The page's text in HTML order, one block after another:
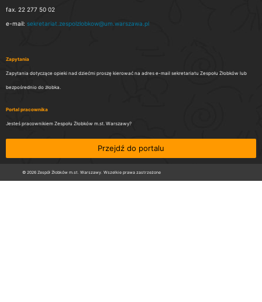
fax. 22 277 50 02
e-mail: sekretariat.zespolzlobkow@um.warszawa.pl
Zapytania
Zapytania dotyczące opieki nad dziećmi proszę kierować na adres e-mail sekretariatu Zespołu Żłobków lub
bezpośrednio do żłobka.
Portal pracownika
Jesteś pracownikiem Zespołu Żłobków m.st. Warszawy?
Przejdź do portalu
© 2026 Zespół Żłobków m.st. Warszawy. Wszelkie prawa zastrzeżone